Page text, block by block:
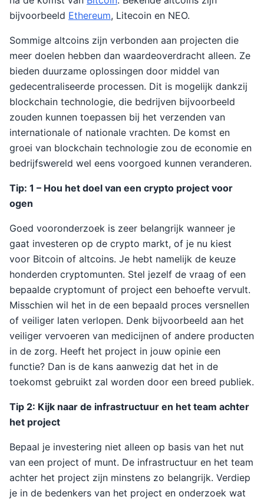
bijvoorbeeld Ethereum, Litecoin en NEO.
Sommige altcoins zijn verbonden aan projecten die
meer doelen hebben dan waardeoverdracht alleen. Ze
bieden duurzame oplossingen door middel van
gedecentraliseerde processen. Dit is mogelijk dankzij
blockchain technologie, die bedrijven bijvoorbeeld
zouden kunnen toepassen bij het verzenden van
internationale of nationale vrachten. De komst en
groei van blockchain technologie zou de economie en
bedrijfswereld wel eens voorgoed kunnen veranderen.
Tip: 1 – Hou het doel van een crypto project voor
ogen
Goed vooronderzoek is zeer belangrijk wanneer je
gaat investeren op de crypto markt, of je nu kiest
voor Bitcoin of altcoins. Je hebt namelijk de keuze
honderden cryptomunten. Stel jezelf de vraag of een
bepaalde cryptomunt of project een behoefte vervult.
Misschien wil het in de een bepaald proces versnellen
of veiliger laten verlopen. Denk bijvoorbeeld aan het
veiliger vervoeren van medicijnen of andere producten
in de zorg. Heeft het project in jouw opinie een
functie? Dan is de kans aanwezig dat het in de
toekomst gebruikt zal worden door een breed publiek.
Tip 2: Kijk naar de infrastructuur en het team achter
het project
Bepaal je investering niet alleen op basis van het nut
van een project of munt. De infrastructuur en het team
achter het project zijn minstens zo belangrijk. Verdiep
je in de bedenkers van het project en onderzoek wat